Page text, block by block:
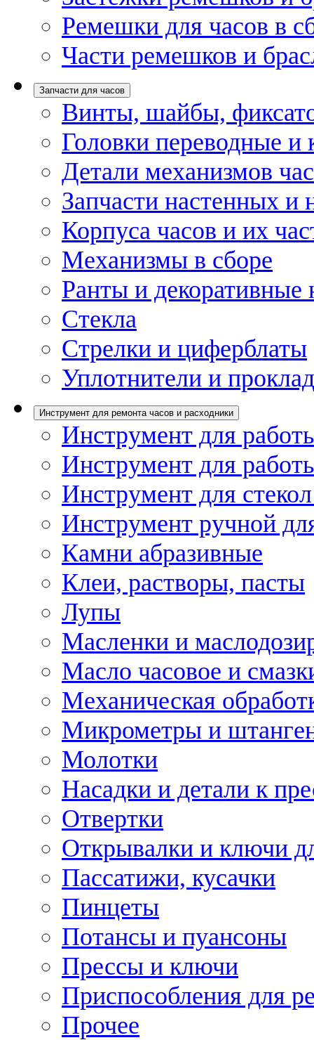
Ремешки для часов в
Части ремешков и
Запчасти для часов
Винты, шайбы,
Головки переводные и
Детали механизмов
Запчасти настенных и
Корпуса часов и их
Механизмы в сборе
Ранты и декоративные
Стекла
Стрелки и циферблаты
Уплотнители и
Инструмент для ремонта часов и расходники
Инструмент для
Инструмент для
Инструмент для
Инструмент ручной
Камни абразивные
Клеи, растворы, пасты
Лупы
Масленки и
Масло часовое и
Механическая
Микрометры и
Молотки
Насадки и детали к
Отвертки
Открывалки и ключи
Пассатижи, кусачки
Пинцеты
Потансы и пуансоны
Прессы и ключи
Приспособления для
Прочее